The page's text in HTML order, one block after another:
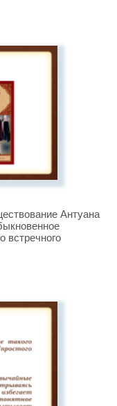
Антуана
встречного